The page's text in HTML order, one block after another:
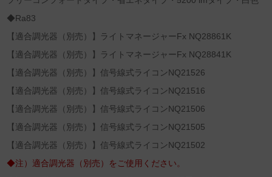
◆Ra83
【適合調光器（別売）】ライトマネージャーFx NQ28861K
【適合調光器（別売）】ライトマネージャーFx NQ28841K
【適合調光器（別売）】信号線式ライコンNQ21526
【適合調光器（別売）】信号線式ライコンNQ21516
【適合調光器（別売）】信号線式ライコンNQ21506
【適合調光器（別売）】信号線式ライコンNQ21505
【適合調光器（別売）】信号線式ライコンNQ21502
◆注）適合調光器（別売）をご使用ください。